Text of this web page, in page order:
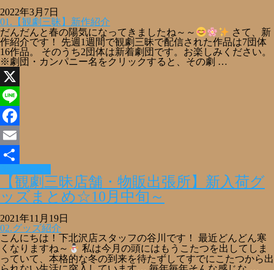
2022年3月7日
01.【観劇三昧】新作紹介
だんだんと春の陽気になってきましたね～～
さて、新
作紹介です！ 先週1週間で観劇三昧で配信された作品は7団体
16作品。 そのうち2団体は新着劇団です。お楽しみください。
※劇団・カンパニー名をクリックすると、その劇 …
X
Line
Facebook
Email
共
有
【観劇三昧店舗・物販出張所】新入荷グ
ッズまとめ☆10月中旬～
2021年11月19日
02.グッズ紹介
こんにちは！下北沢店スタッフの谷川です！ 最近どんどん寒
くなりますね～
私は今月の頭にはもうこたつを出してしま
っていて、本格的な冬の到来を待たずしてすでにこたつから出